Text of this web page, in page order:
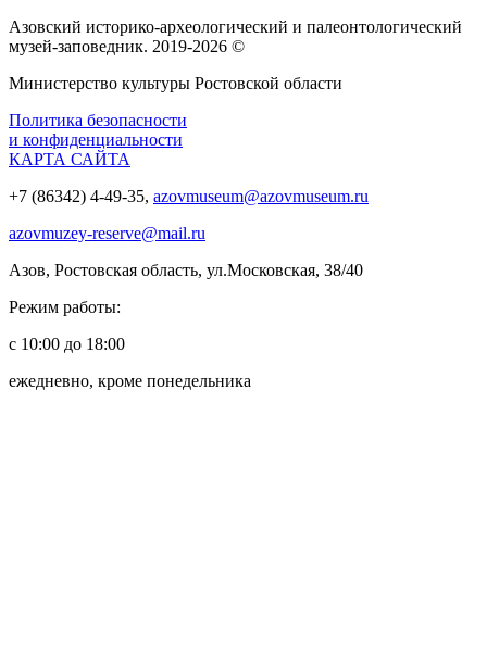
Азовский историко‑археологический и палеонтологический
музей‑заповедник. 2019-2026 ©
Министерство культуры Ростовской области
Политика безопасности
и конфиденциальности
КАРТА САЙТА
+7 (86342) 4-49-35, azovmuseum@azovmuseum.ru
azovmuzey-reserve@mail.ru
Азов, Ростовская область, ул.Московская, 38/40
Режим работы:
с 10:00 до 18:00
ежедневно, кроме понедельника